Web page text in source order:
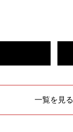
一覧を見る